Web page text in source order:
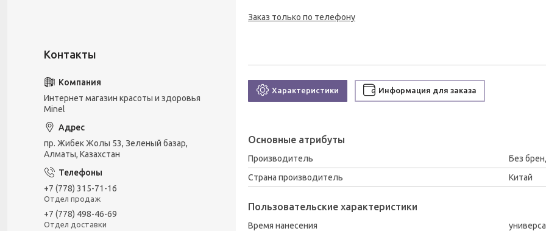
Заказ только по телефону
Характеристики Информация для заказа
Основные атрибуты
Производитель
Без
Страна производитель
Китай
Пользовательские характеристики
Время нанесения
Интернет магазин красоты и здоровья
Minel
пр. Жибек Жолы 53, Зеленый базар,
Алматы, Казахстан
+7 (778) 315-71-16
Отдел продаж
+7 (778) 498-46-69
Отдел доставки